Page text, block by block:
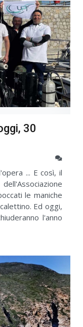
30
... E così, il
le maniche
Ed oggi,
l'anno